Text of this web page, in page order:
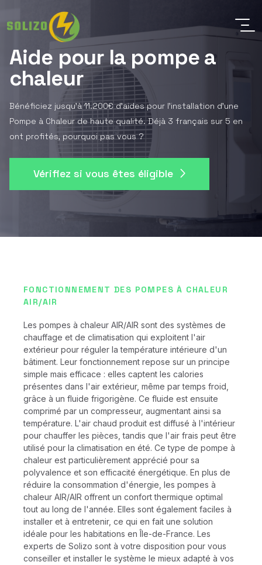
Aide pour la pompe a
chaleur
Bénéficiez jusqu'à 11.200€ d'aides pour l'installation d'une
Pompe à Chaleur de haute qualité. Déjà 3 français sur 5 en
ont profités, pourquoi pas vous ?
Vérifiez si vous êtes éligible
FONCTIONNEMENT DES POMPES À CHALEUR
AIR/AIR
Les pompes à chaleur AIR/AIR sont des systèmes de
chauffage et de climatisation qui exploitent l'air
extérieur pour réguler la température intérieure d'un
bâtiment. Leur fonctionnement repose sur un principe
simple mais efficace : elles captent les calories
présentes dans l'air extérieur, même par temps froid,
grâce à un fluide frigorigène. Ce fluide est ensuite
comprimé par un compresseur, augmentant ainsi sa
température. L'air chaud produit est diffusé à l'intérieur
pour chauffer les pièces, tandis que l'air frais peut être
utilisé pour la climatisation en été. Ce type de pompe à
chaleur est particulièrement apprécié pour sa
polyvalence et son efficacité énergétique. En plus de
réduire la consommation d'énergie, les pompes à
chaleur AIR/AIR offrent un confort thermique optimal
tout au long de l'année. Elles sont également faciles à
installer et à entretenir, ce qui en fait une solution
idéale pour les habitations en Île-de-France. Les
experts de Solizo sont à votre disposition pour vous
conseiller et installer le système le mieux adapté à vos